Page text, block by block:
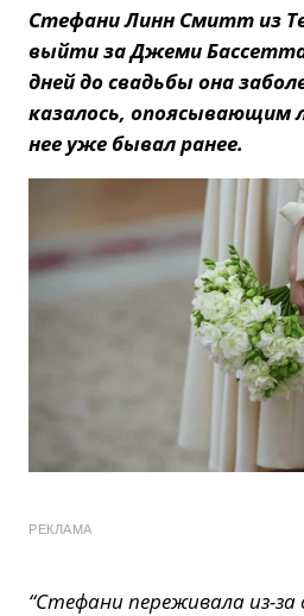
Стефани Линн Смитт из
выйти за Джеми
дней до свадьбы она
казалось, опоясывающим
нее уже бывал ранее.
РЕКЛАМА
“Стефани переживала из-